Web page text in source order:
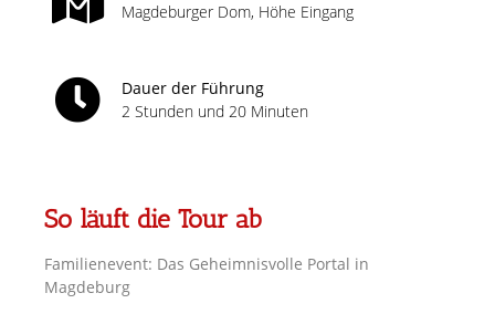
Magdeburger Dom, Höhe Eingang
Dauer der Führung
2 Stunden und 20 Minuten
So läuft die Tour ab
Familienevent: Das Geheimnisvolle Portal in
Magdeburg